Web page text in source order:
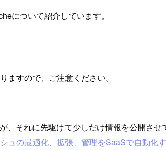
について紹介しています。
すので、ご注意ください。
、それに先駆けて少しだけ情報を公開させ
ュの最適化、拡張、管理をSaaSで自動化